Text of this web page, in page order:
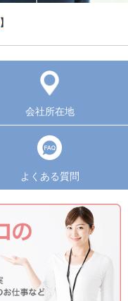
】
会社所在地
よくある質問